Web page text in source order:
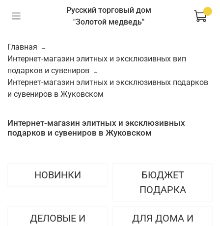
Русский торговый дом
"Золотой медведь"
Главная
Интернет-магазин элитных и эксклюзивных вип
подарков и сувениров
Интернет-магазин элитных и эксклюзивных подарков
и сувениров в Жуковском
Интернет-магазин элитных и эксклюзивных
подарков и сувениров в Жуковском
НОВИНКИ
БЮДЖЕТ
ПОДАРКА
ДЕЛОВЫЕ И
ДЛЯ ДОМА И